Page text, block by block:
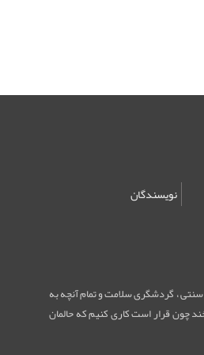
نویسندگان
سنتی ، گردشگری سلامت و تمام آنچه به
چون قرار است کاری کنیم که حالمان